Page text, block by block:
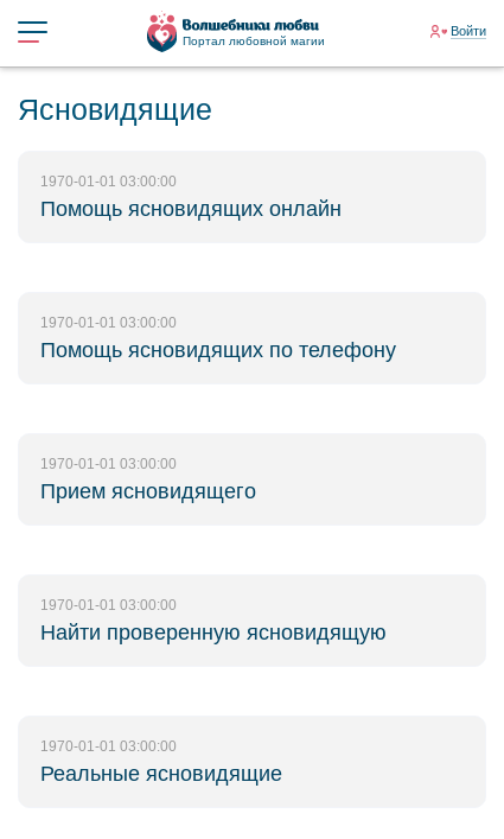
Портал любовной магии
Войти
Ясновидящие
1970-01-01 03:00:00
Помощь ясновидящих онлайн
1970-01-01 03:00:00
Помощь ясновидящих по телефону
1970-01-01 03:00:00
Прием ясновидящего
1970-01-01 03:00:00
Найти проверенную ясновидящую
1970-01-01 03:00:00
Реальные ясновидящие